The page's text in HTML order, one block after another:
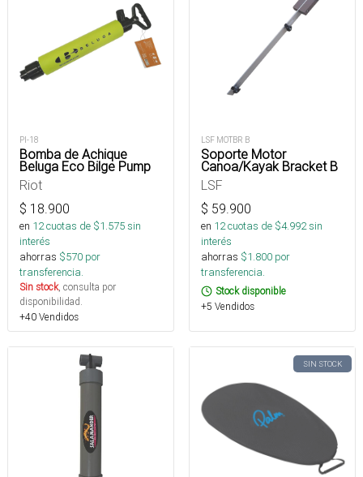
PI-18
Bomba de Achique
Beluga Eco Bilge Pump
Riot
$ 18.900
en 12cuotas de $1.575sin
interés
ahorras $570 por
transferencia.
Sin stock, consulta por
disponibilidad.
+40 Vendidos
LSF MOTBR B
Soporte Motor
Canoa/Kayak Bracket B
LSF
$ 59.900
en 12cuotas de $4.992sin
interés
ahorras $1.800 por
transferencia.
Stock disponible
+5 Vendidos
SIN STOCK